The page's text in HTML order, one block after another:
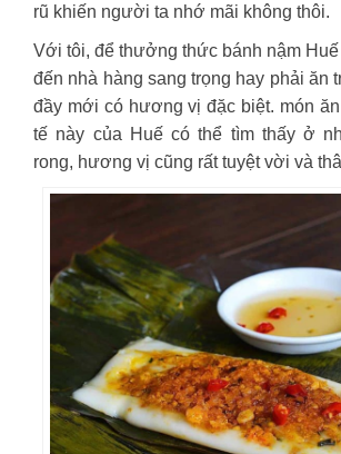
rũ khiến người ta nhớ mãi không thôi.
Với tôi, để thưởng thức bánh nậm
đến nhà hàng sang trọng hay phải ăn
đầy mới có hương vị đặc biệt. món
tế này của Huế có thể tìm thấy ở
rong, hương vị cũng rất tuyệt vời và